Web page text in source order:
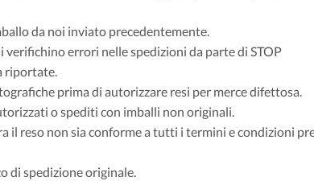
da noi inviato precedentemente.
verifichino errori nelle spedizioni da parte di STOP
riportate.
prima di autorizzare resi per merce difettosa.
o spediti con imballi non originali.
il reso non sia conforme a tutti i termini e condizioni
di spedizione originale.